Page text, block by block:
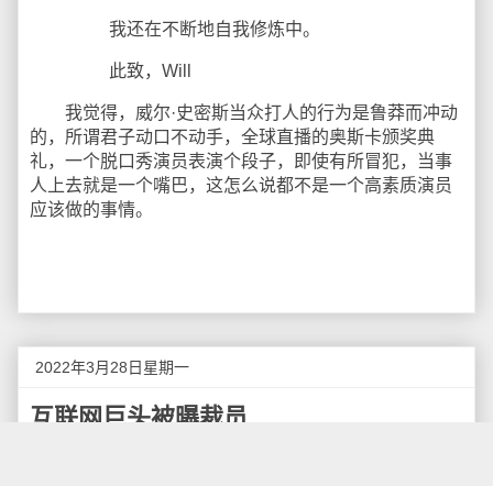
我还在不断地自我修炼中。
此致，Will
我觉得，威尔·史密斯当众打人的行为是鲁莽而冲动
的，所谓君子动口不动手，全球直播的奥斯卡颁奖典
礼，一个脱口秀演员表演个段子，即使有所冒犯，当事
人上去就是一个嘴巴，这怎么说都不是一个高素质演员
应该做的事情。
2022年3月28日星期一
互联网巨头被曝裁员